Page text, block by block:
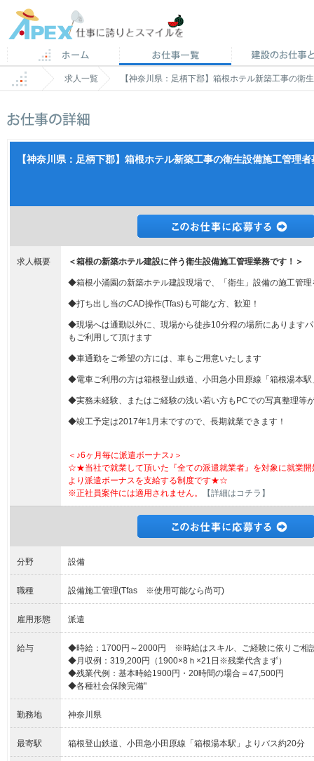
求人一覧 【神奈川県：足柄下郡】箱根ホテル新築工事の衛
【神奈川県：足柄下郡】箱根ホテル新築工事の衛生設備施工管理
求人概要 ＜箱根の新築ホテル建設に伴う衛生設備施工管理業務です！＞
◆箱根小涌園の新築ホテル建設現場で、「衛生」設備の施工管
◆打ち出し当のCAD操作(Tfas)も可能な方、歓迎！
◆現場へは通勤以外に、現場から徒歩10分程の場所にあります
もご利用して頂けます
◆車通勤をご希望の方には、車もご用意いたします
◆電車ご利用の方は箱根登山鉄道、小田急小田原線「箱根湯本
◆実務未経験、またはご経験の浅い若い方もPCでの写真整理等
◆竣工予定は2017年1月末ですので、長期就業できます！
＜♪6ヶ月毎に派遣ボーナス♪＞
☆★当社で就業して頂いた『全ての派遣就業者』を対象に就業開
より派遣ボーナスを支給する制度です★☆
※正社員案件には適用されません。
【詳細はコチラ】
分野 設備
職種 設備施工管理(Tfas ※使用可能なら尚可)
雇用形態 派遣
給与
◆時給：1700円～2000円 ※時給はスキル、ご経験に依りご相
◆月収例：319,200円（1900×8ｈ×21日※残業代含まず）
◆残業代例：基本時給1900円・20時間の場合＝47,500円
◆各種社会保険完備"
勤務地 神奈川県
最寄駅 箱根登山鉄道、小田急小田原線「箱根湯本駅」よりバス約20分